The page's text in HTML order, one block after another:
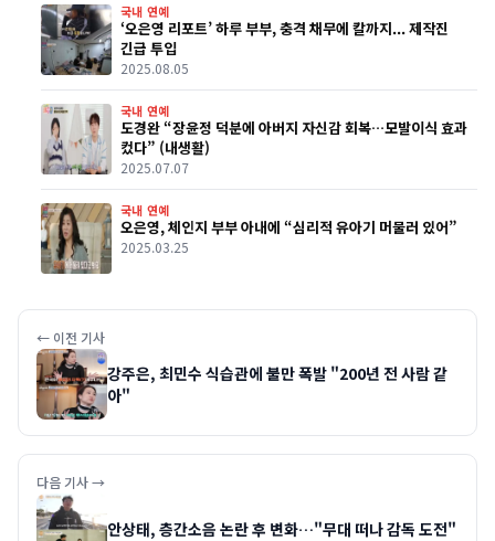
국내 연예
‘오은영 리포트’ 하루 부부, 충격 채무에 칼까지... 제작진
긴급 투입
2025.08.05
국내 연예
도경완 “장윤정 덕분에 아버지 자신감 회복…모발이식 효과
컸다” (내생활)
2025.07.07
국내 연예
오은영, 체인지 부부 아내에 “심리적 유아기 머물러 있어”
2025.03.25
← 이전 기사
강주은, 최민수 식습관에 불만 폭발 "200년 전 사람 같
아"
다음 기사 →
안상태, 층간소음 논란 후 변화…"무대 떠나 감독 도전"